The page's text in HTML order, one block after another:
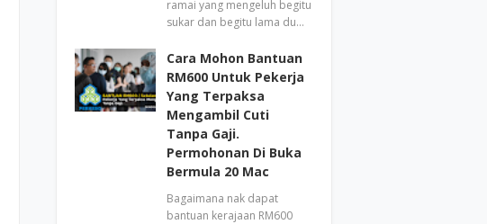
ramai yang mengeluh begitu
sukar dan begitu lama du…
Cara Mohon Bantuan
RM600 Untuk Pekerja
Yang Terpaksa
Mengambil Cuti
Tanpa Gaji.
Permohonan Di Buka
Bermula 20 Mac
Bagaimana nak dapat
bantuan kerajaan RM600